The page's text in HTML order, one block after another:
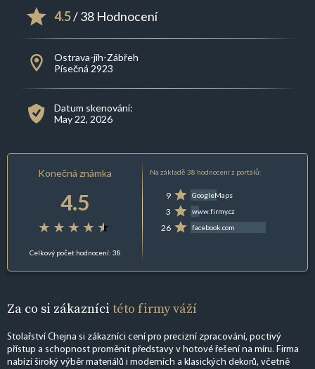
4.5/ 38 Hodnocení
Ostrava-jih-Zábřeh
Písečná 2923
Datum skenování:
May 22, 2026
Konečná známka
4.5
Celkový počet hodnocení: 38
Na základě 38 hodnocení z portálů:
9 GoogleMaps
3 www.firmy.cz
26 facebook.com
Za co si zákazníci této firmy váží
Stolařství Chejna si zákazníci cení pro precizní zpracování, poctivý
přístup a schopnost proměnit představy v hotové řešení na míru. Firma
nabízí široký výběr materiálů i moderních a klasických dekorů, včetně